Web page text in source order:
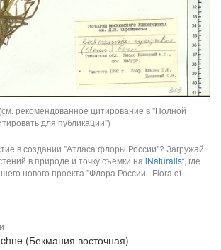
рекомендованное цитирование в "Полной
для публикации")
в создании "Атласа флоры России"? Загружай
в природе и точку съемки наiNaturalist, где
нового проекта "Флора России | Flora of
(Бекмания восточная)